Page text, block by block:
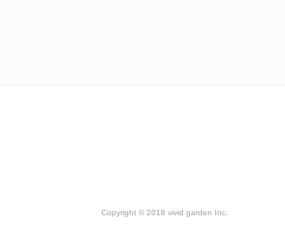
Copyright © 2018 vivid garden Inc.